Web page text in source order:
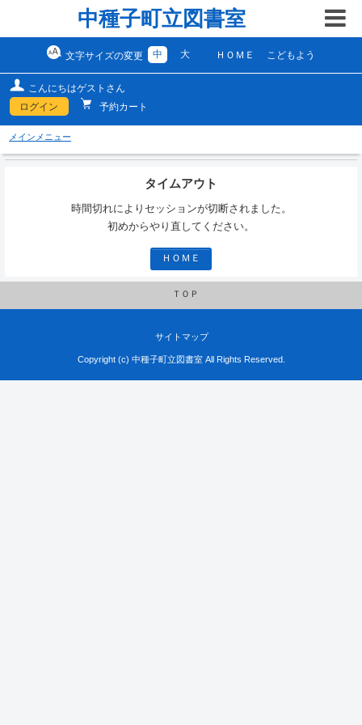
中種子町立図書室
文字サイズの変更 中 大 ＨＯＭＥ こどもよう
こんにちはゲストさん
ログイン
予約カート
メインメニュー
タイムアウト
時間切れによりセッションが切断されました。
初めからやり直してください。
ＨＯＭＥ
ＴＯＰ
サイトマップ
Copyright (c) 中種子町立図書室 All Rights Reserved.